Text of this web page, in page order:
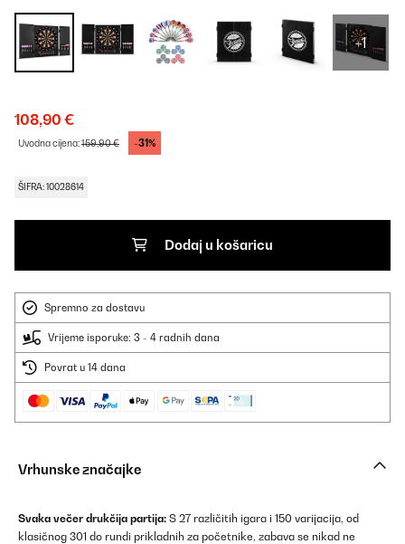
+1
108,90 €
Uvodna cijena:159,90 € -31%
ŠIFRA: 10028614
Dodaj u košaricu
Spremno za dostavu
Vrijeme isporuke: 3 - 4 radnih dana
Povrat u 14 dana
Vrhunske značajke
Svaka večer drukčija partija: S 27 različitih igara i 150 varijacija, od
klasičnog 301 do rundi prikladnih za početnike, zabava se nikad ne